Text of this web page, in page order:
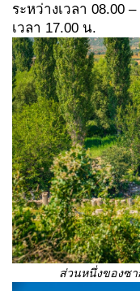
ระหว่างเวลา 08.00
เวลา 17.00 น.
ส่วนหนึ่งของซา